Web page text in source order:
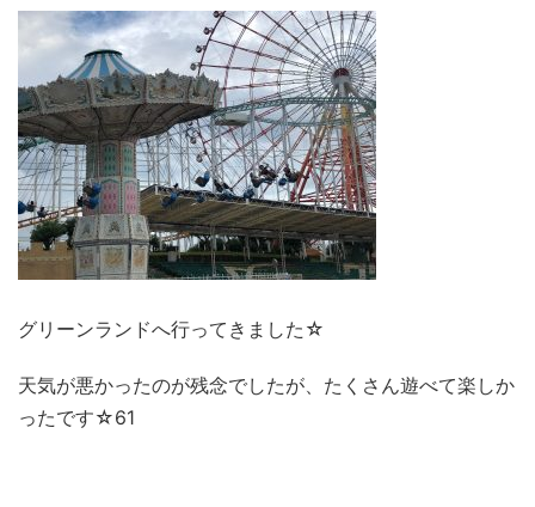
グリーンランドへ行ってきました☆
天気が悪かったのが残念でしたが、たくさん遊べて楽しか
ったです☆61